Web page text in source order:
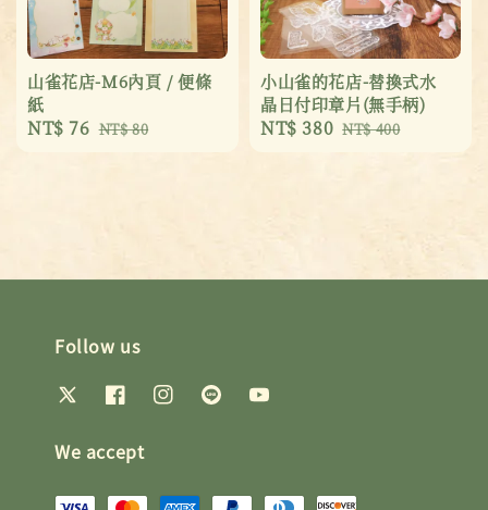
山雀花店-M6內頁 / 便條
紙
Sale
NT$ 76 Regular
NT$ 80
小山雀的花店-替換式水
晶日付印章片(無手柄)
Sale
NT$ 380 Regular
NT$ 400
Follow us
We accept